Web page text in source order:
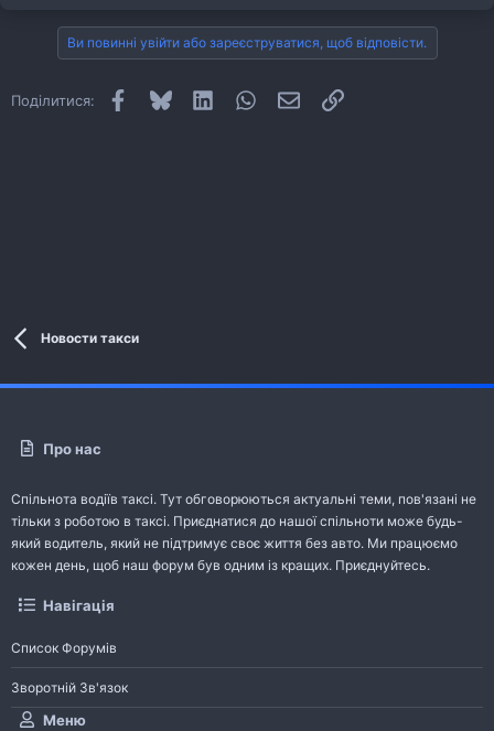
Ви повинні увійти або зареєструватися, щоб відповісти.
Поділитися: Facebook
Bluesky LinkedInWhatsApp
E-mailПосилання
Новости такси
Про нас
Спільнота водіїв таксі. Тут обговорюються актуальні теми, пов'язані не
тільки з роботою в таксі. Приєднатися до нашої спільноти може будь-
який водитель, який не підтримує своє життя без авто. Ми працюємо
кожен день, щоб наш форум був одним із кращих. Приєднуйтесь.
Навігація
Список Форумів
Зворотній Зв'язок
Меню